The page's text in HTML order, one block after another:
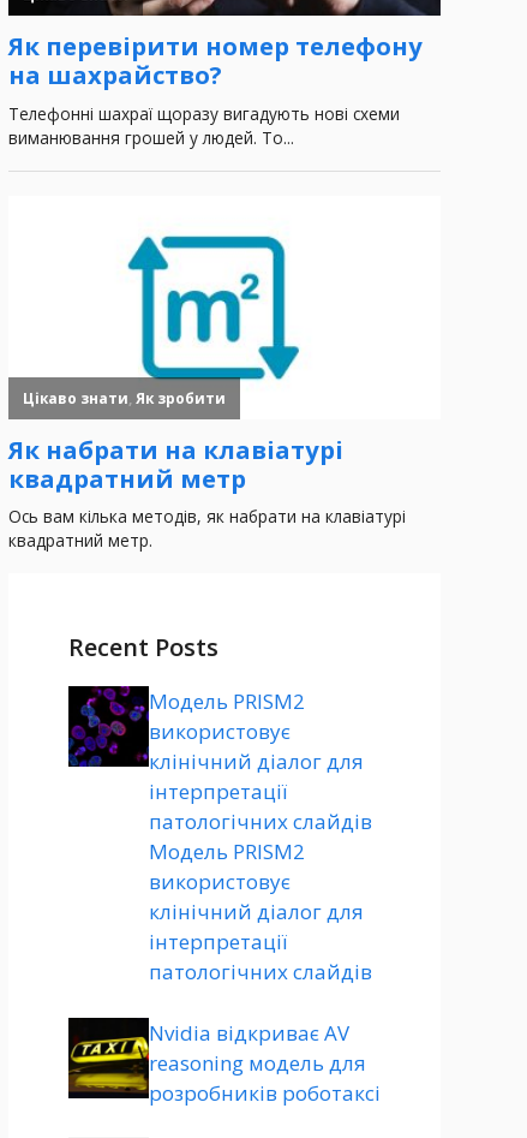
Recent Posts
Модель PRISM2
використовує
клінічний діалог для
інтерпретації
патологічних слайдів
Модель PRISM2
використовує
клінічний діалог для
інтерпретації
патологічних слайдів
Nvidia відкриває AV
reasoning модель для
розробників роботаксі